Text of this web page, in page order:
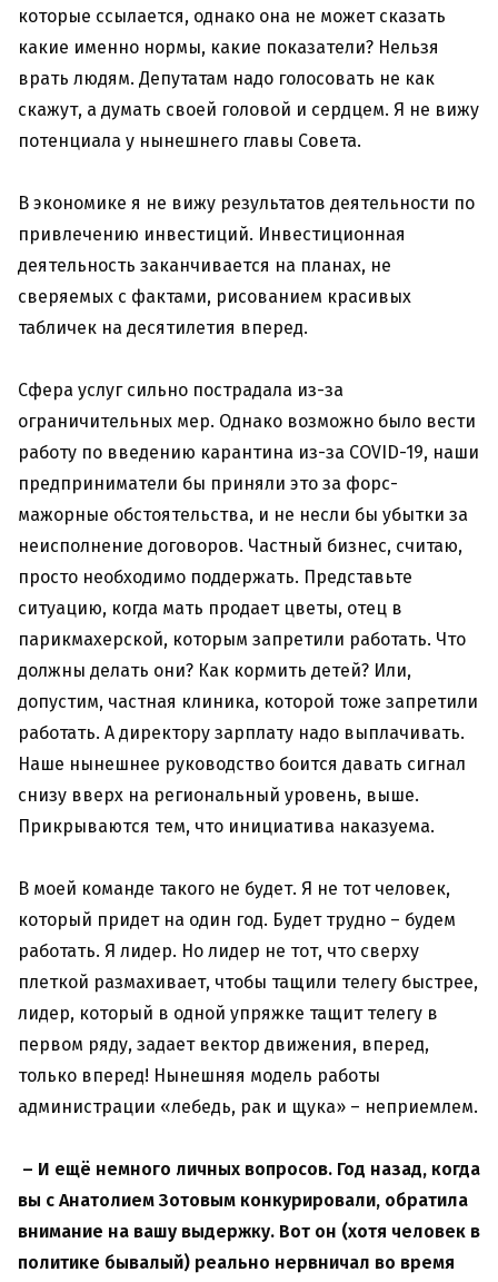
которые ссылается, однако она не может сказать
какие именно нормы, какие показатели? Нельзя
врать людям. Депутатам надо голосовать не как
скажут, а думать своей головой и сердцем. Я не вижу
потенциала у нынешнего главы Совета.
В экономике я не вижу результатов деятельности по
привлечению инвестиций. Инвестиционная
деятельность заканчивается на планах, не
сверяемых с фактами, рисованием красивых
табличек на десятилетия вперед.
Сфера услуг сильно пострадала из-за
ограничительных мер. Однако возможно было вести
работу по введению карантина из-за COVID-19, наши
предприниматели бы приняли это за форс-
мажорные обстоятельства, и не несли бы убытки за
неисполнение договоров. Частный бизнес, считаю,
просто необходимо поддержать. Представьте
ситуацию, когда мать продает цветы, отец в
парикмахерской, которым запретили работать. Что
должны делать они? Как кормить детей? Или,
допустим, частная клиника, которой тоже запретили
работать. А директору зарплату надо выплачивать.
Наше нынешнее руководство боится давать сигнал
снизу вверх на региональный уровень, выше.
Прикрываются тем, что инициатива наказуема.
В моей команде такого не будет. Я не тот человек,
который придет на один год. Будет трудно – будем
работать. Я лидер. Но лидер не тот, что сверху
плеткой размахивает, чтобы тащили телегу быстрее,
лидер, который в одной упряжке тащит телегу в
первом ряду, задает вектор движения, вперед,
только вперед! Нынешняя модель работы
администрации «лебедь, рак и щука» – неприемлем.
– И ещё немного личных вопросов. Год назад, когда
вы с Анатолием Зотовым конкурировали, обратила
внимание на вашу выдержку. Вот он (хотя человек в
политике бывалый) реально нервничал во время